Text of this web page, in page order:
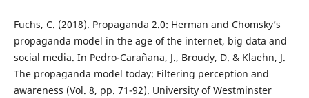
Fuchs, C. (2018). Propaganda 2.0: Herman and Chomsky’s
propaganda model in the age of the internet, big data and
social media. In Pedro-Carañana, J., Broudy, D. & Klaehn, J.
The propaganda model today: Filtering perception and
awareness (Vol. 8, pp. 71-92). University of Westminster